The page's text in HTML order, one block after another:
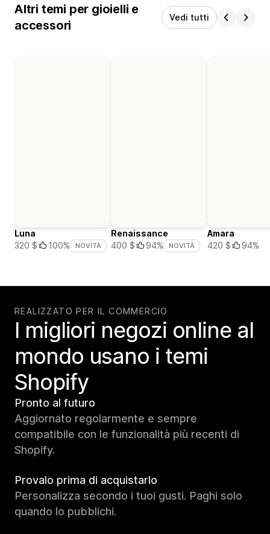
Altri temi per gioielli e
accessori
Vedi tutti
Luna
320 $
100% NOVITÀ
Renaissance
400 $
94% NOVITÀ
Amara
420 $
94%
REALIZZATO PER IL COMMERCIO
I migliori negozi online al
mondo usano i temi
Shopify
Pronto al futuro
Aggiornato regolarmente e sempre
compatibile con le funzionalità più recenti di
Shopify.
Provalo prima di acquistarlo
Personalizza secondo i tuoi gusti. Paghi solo
quando lo pubblichi.